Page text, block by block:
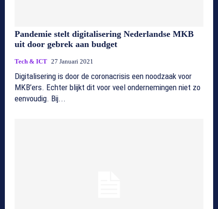
Pandemie stelt digitalisering Nederlandse MKB
uit door gebrek aan budget
Tech & ICT 27 Januari 2021
Digitalisering is door de coronacrisis een noodzaak voor
MKB’ers. Echter blijkt dit voor veel ondernemingen niet zo
eenvoudig. Bij...